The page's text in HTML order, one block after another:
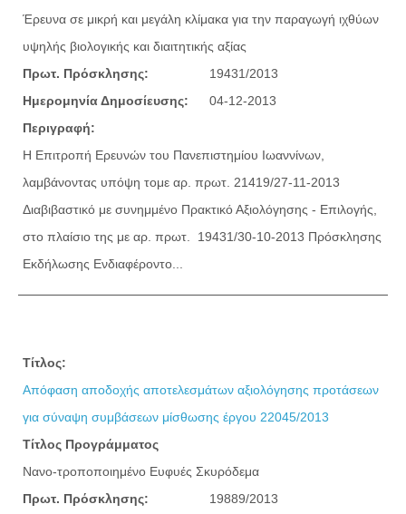
Έρευνα σε μικρή και μεγάλη κλίμακα για την παραγωγή ιχθύων
υψηλής βιολογικής και διαιτητικής αξίας
Πρωτ. Πρόσκλησης:
19431/2013
Ημερομηνία Δημοσίευσης:
04-12-2013
Περιγραφή:
Η Επιτροπή Ερευνών του Πανεπιστημίου Ιωαννίνων,
λαμβάνοντας υπόψη τoμε αρ. πρωτ. 21419/27-11-2013
Διαβιβαστικό με συνημμένο Πρακτικό Αξιολόγησης - Επιλογής,
στο πλαίσιο της με αρ. πρωτ. 19431/30-10-2013 Πρόσκλησης
Εκδήλωσης Ενδιαφέροντο...
Τίτλος:
Απόφαση αποδοχής αποτελεσμάτων αξιολόγησης προτάσεων
για σύναψη συμβάσεων μίσθωσης έργου 22045/2013
Τίτλος Προγράμματος
Νανο-τροποποιημένο Ευφυές Σκυρόδεμα
Πρωτ. Πρόσκλησης:
19889/2013